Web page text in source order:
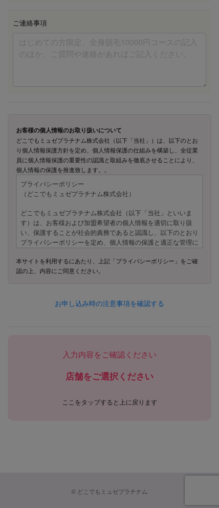
ご連絡事項
お客様の個人情報のお取り扱いについて
どこでもミュゼプラチナム株式会社（以下「当社」）は、以下のとお
り個人情報保護方針を定め、個人情報保護の仕組みを構築し、全従業
員に個人情報保護の重要性の認識と取組みを徹底させることにより、
個人情報の保護を推進致します。。
プライバシーポリシー
（どこでもミュゼプラチナム株式会社）
どこでもミュゼプラチナム株式会社（以下「当社」といいま
す）は、お客様および加盟希望者の個人情報を適切に取り扱
い、保護することが社会的責務であると認識し、以下のとおり
プライバシーポリシーを定め、個人情報の保護と適正な管理に
---
本ポリシーにおける「個人情報」とは、以下のいずれかに該当
日、性別など個人を識別できる情報
・学歴、職歴、保有資格等、採用選考応募に関連する情報
（3）ウェブサイトやアプリ利用によって自動的に取得される
本サイトを利用するにあたり、上記「プライバシーポリシー」をご確
認の上、内容にご同意ください。
お申し込み時の注意事項を確認する
入力内容をご確認ください
店舗をご選択ください
ここをタップすると上に戻ります
© どこでもミュゼプラチナム